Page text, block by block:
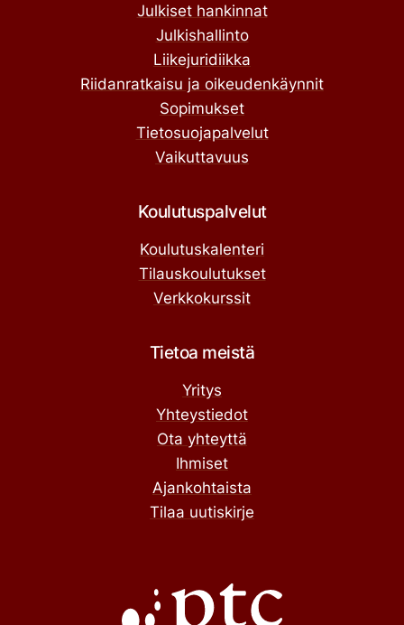
Julkiset hankinnat
Julkishallinto
Liikejuridiikka
Riidanratkaisu ja oikeudenkäynnit
Sopimukset
Tietosuojapalvelut
Vaikuttavuus
Koulutuspalvelut
Koulutuskalenteri
Tilauskoulutukset
Verkkokurssit
Tietoa meistä
Yritys
Yhteystiedot
Ota yhteyttä
Ihmiset
Ajankohtaista
Tilaa uutiskirje